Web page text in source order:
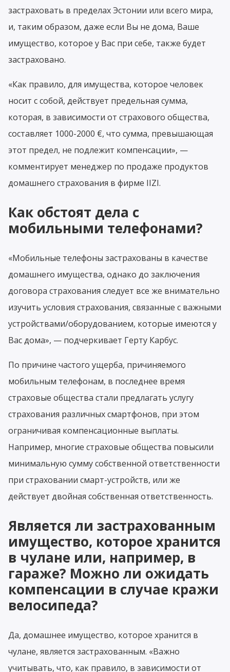
застраховать в пределах Эстонии или всего мира,
и, таким образом, даже если Вы не дома, Ваше
имущество, которое у Вас при себе, также будет
застраховано.
«Как правило, для имущества, которое человек
носит с собой, действует предельная сумма,
которая, в зависимости от страхового общества,
составляет 1000-2000 €, что сумма, превышающая
этот предел, не подлежит компенсации», —
комментирует менеджер по продаже продуктов
домашнего страхования в фирме IIZI.
Как обстоят дела с
мобильными телефонами?
«Мобильные телефоны застрахованы в качестве
домашнего имущества, однако до заключения
договора страхования следует все же внимательно
изучить условия страхования, связанные с важными
устройствами/оборудованием, которые имеются у
Вас дома», — подчеркивает Герту Карбус.
По причине частого ущерба, причиняемого
мобильным телефонам, в последнее время
страховые общества стали предлагать услугу
страхования различных смартфонов, при этом
ограничивая компенсационные выплаты.
Например, многие страховые общества повысили
минимальную сумму собственной ответственности
при страховании смарт-устройств, или же
действует двойная собственная ответственность.
Является ли застрахованным
имущество, которое хранится
в чулане или, например, в
гараже? Можно ли ожидать
компенсации в случае кражи
велосипеда?
Да, домашнее имущество, которое хранится в
чулане, является застрахованным. «Важно
учитывать, что, как правило, в зависимости от